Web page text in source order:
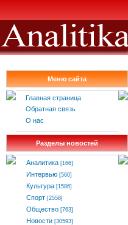
Меню сайта
Главная страница
Обратная связь
О нас
Разделы новостей
Аналитика [166]
Интервью [560]
Культура [1586]
Спорт [2558]
Общество [763]
Новости [30593]